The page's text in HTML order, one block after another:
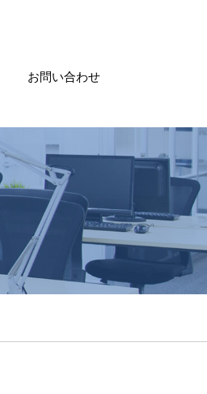
お問い合わせ